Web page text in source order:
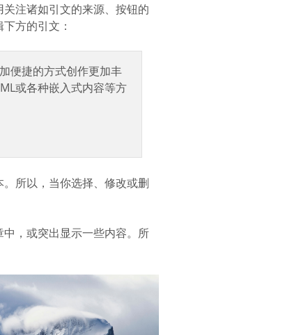
注诸如引文的来源、按钮的
方的引文：
便捷的方式创作更加丰
或各种嵌入式内容等方
所以，当你选择、修改或删
，或突出显示一些内容。所